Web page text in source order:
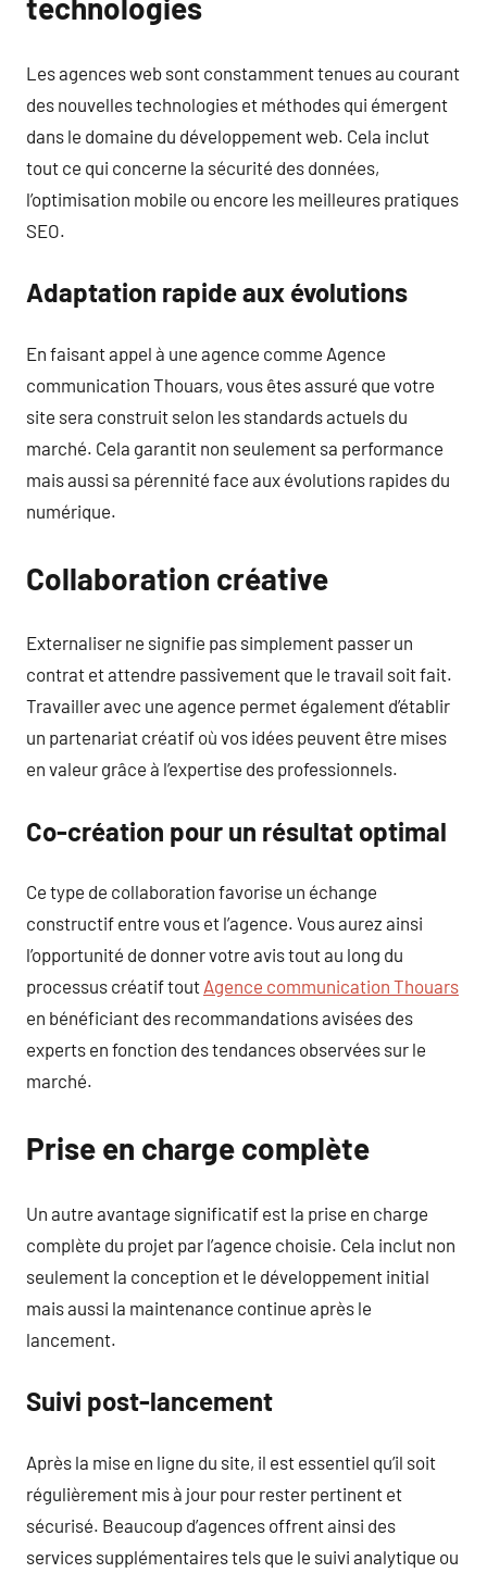
technologies
Les agences web sont constamment tenues au courant
des nouvelles technologies et méthodes qui émergent
dans le domaine du développement web. Cela inclut
tout ce qui concerne la sécurité des données,
l’optimisation mobile ou encore les meilleures pratiques
SEO.
Adaptation rapide aux évolutions
En faisant appel à une agence comme Agence
communication Thouars, vous êtes assuré que votre
site sera construit selon les standards actuels du
marché. Cela garantit non seulement sa performance
mais aussi sa pérennité face aux évolutions rapides du
numérique.
Collaboration créative
Externaliser ne signifie pas simplement passer un
contrat et attendre passivement que le travail soit fait.
Travailler avec une agence permet également d’établir
un partenariat créatif où vos idées peuvent être mises
en valeur grâce à l’expertise des professionnels.
Co-création pour un résultat optimal
Ce type de collaboration favorise un échange
constructif entre vous et l’agence. Vous aurez ainsi
l’opportunité de donner votre avis tout au long du
processus créatif tout Agence communication Thouars
en bénéficiant des recommandations avisées des
experts en fonction des tendances observées sur le
marché.
Prise en charge complète
Un autre avantage significatif est la prise en charge
complète du projet par l’agence choisie. Cela inclut non
seulement la conception et le développement initial
mais aussi la maintenance continue après le
lancement.
Suivi post-lancement
Après la mise en ligne du site, il est essentiel qu’il soit
régulièrement mis à jour pour rester pertinent et
sécurisé. Beaucoup d’agences offrent ainsi des
services supplémentaires tels que le suivi analytique ou